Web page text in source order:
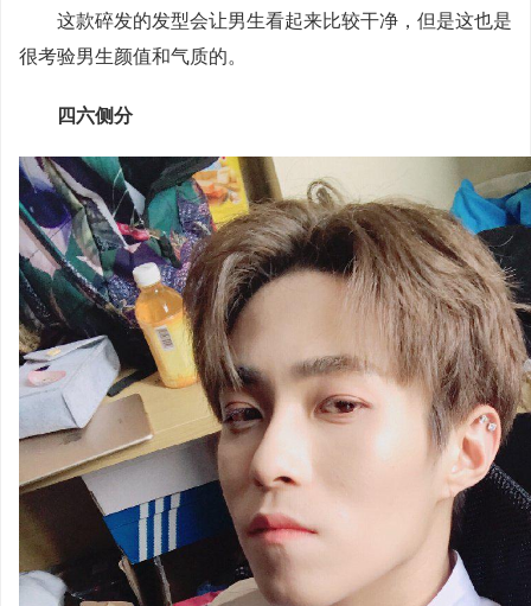
这款碎发的发型会让男生看起来比较干净，但是这也是
很考验男生颜值和气质的。
四六侧分